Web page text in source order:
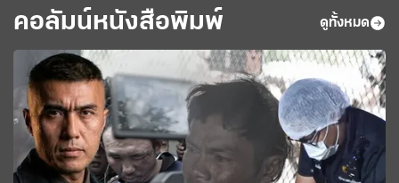
คอลัมน์หนังสือพิมพ์ ดูทั้งหมด